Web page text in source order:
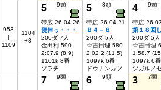
953
|
1109
1104
+3
5 9頭
帯広 26.04.26
僥倖っ・・・
200ダ 7人
金田利 590
2:07.9 (8.9)
1101k 8番
ソラチ
5 8頭
帯広 26.04.21
Ｂ４－８
200ダ 5人
☆吉田理 580
2:02.2 (11.5)
1097k 6番
ドウナンカツ
4 9頭
帯広
第１８回
200ダ 5人
☆吉田理
1:58.7
1097k 6番
ツガルノ
7 9頭 6 9頭 3 7頭